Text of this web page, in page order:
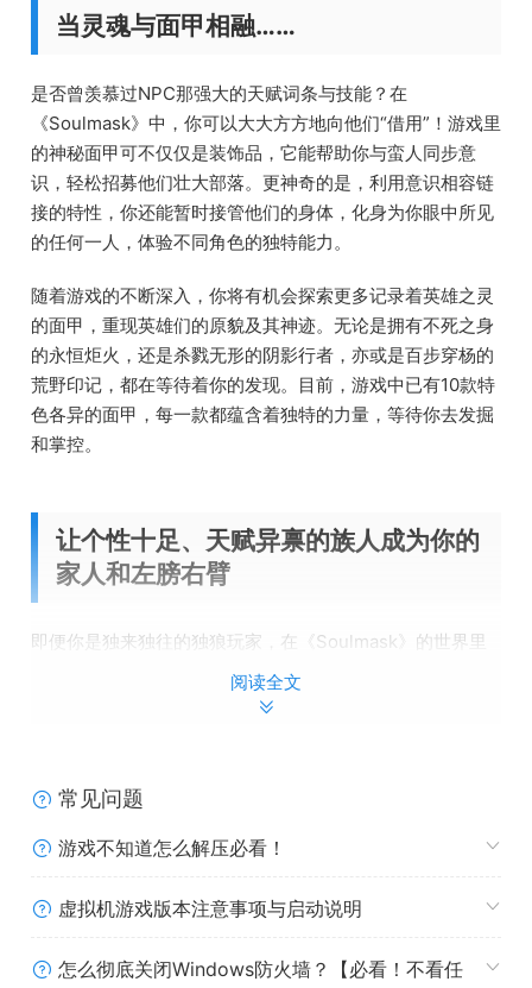
当灵魂与面甲相融……
是否曾羡慕过NPC那强大的天赋词条与技能？在
《Soulmask》中，你可以大大方方地向他们“借用”！游戏里
的神秘面甲可不仅仅是装饰品，它能帮助你与蛮人同步意
识，轻松招募他们壮大部落。更神奇的是，利用意识相容链
接的特性，你还能暂时接管他们的身体，化身为你眼中所见
的任何一人，体验不同角色的独特能力。
随着游戏的不断深入，你将有机会探索更多记录着英雄之灵
的面甲，重现英雄们的原貌及其神迹。无论是拥有不死之身
的永恒炬火，还是杀戮无形的阴影行者，亦或是百步穿杨的
荒野印记，都在等待着你的发现。目前，游戏中已有10款特
色各异的面甲，每一款都蕴含着独特的力量，等待你去发掘
和掌控。
让个性十足、天赋异禀的族人成为你的
家人和左膀右臂
即便你是独来独往的独狼玩家，在《Soulmask》的世界里
也绝不会感到孤独无助。游戏中，几乎所有性格和天赋各异
的蛮人NPC都能被你招至麾下。这里有嗜血好战的战士，能
躺平的懒虫，为你的部落增添一份别样的趣味。
强大的AI和指令系统赋予你极高的自由度，让你可以轻松设
理，还是流水线生产的衔接；无论是基地的巡逻保卫，还是
当。不必事事亲历亲为，一切却都在你的掌控之中。
阅读全文
常见问题
游戏不知道怎么解压必看！
虚拟机游戏版本注意事项与启动说明
怎么彻底关闭Windows防火墙？【必看！不看任